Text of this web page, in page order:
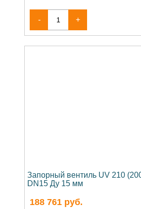
- +
Запорный вентиль UV 210
DN15 Ду 15 мм
188 761 руб.